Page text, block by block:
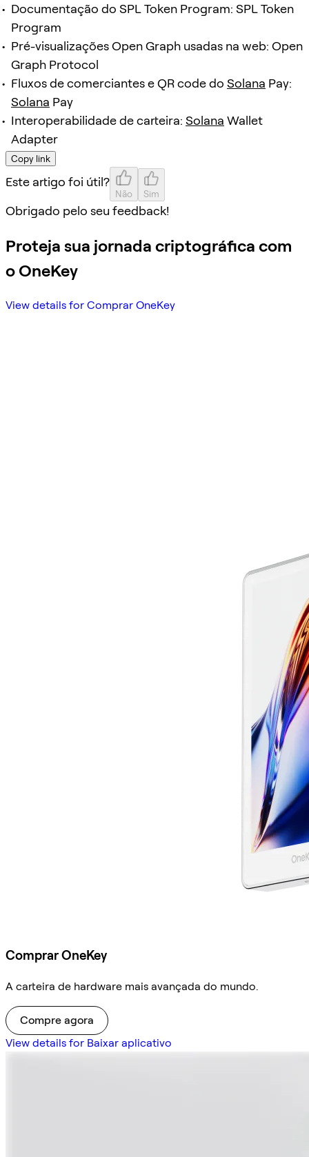
Documentação do SPL Token Program: SPL Token
Program
Pré-visualizações Open Graph usadas na web: Open
Graph Protocol
Fluxos de comerciantes e QR code do Solana Pay:
Solana Pay
Interoperabilidade de carteira: Solana Wallet
Adapter
Copy link
Este artigo foi útil?
Não Sim
Obrigado pelo seu feedback!
Proteja sua jornada criptográfica com
o OneKey
View details for Comprar OneKey
Comprar OneKey
A carteira de hardware mais avançada do mundo.
Compre agora
View details for Baixar aplicativo